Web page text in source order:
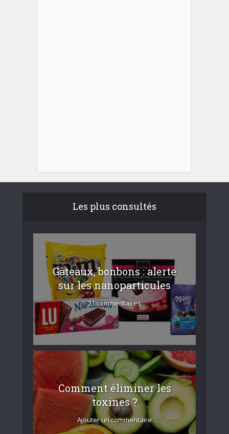
Les plus consultés
Gâteaux, bonbons : alerte
sur les nanoparticules
21 commentaires
Comment éliminer les
toxines ?
Ajouter un commentaire